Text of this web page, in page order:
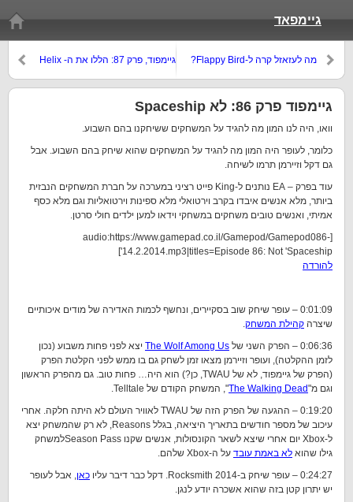
גיימפאד
גיימפוד, פרק 87: הללו את ה- Helix
מה לעזאזל קרה ל-Flappy Bird?
גיימפוד פרק 86: לא Spaceship
וואו, היה לנו המון מה להגיד על המשחקים ששיחקנו בהם השבוע.
כלומר, לעופר היה המון מה להגיד על המשחקים שהוא שיחק בהם השבוע. אבל
גם דקל וזיירמן תרמו לשיחה.
עוד בפרק – EA נותנים ל-King פייט רציני במערכה על חברת המשחקים הנבזית
ביותר, מלא אנשים איבדו בקרב וירטואלי מלא ספינות וירטואליות וגם מלא כסף
אמיתי, ואנשים טובים משחקים במשחקי וידאו למען ילדים חולי סרטן.
[audio:https://www.gamepad.co.il/Gamepod/Gamepod086-
14.2.2014.mp3|titles=Episode 86: Not 'Spaceship']
להורדה
0:01:09 – עופר שיחק שוב בסקיירים, ונחשף לכמות האדירה של מודים איכותיים
שיצרה קהילת המשחק.
0:06:36 – הפרק השני של
The Wolf Among Us יצא לפני פחות משבוע (נכון
לזמן ההקלטה), ועופר וזיירמן מצאו זמן לשחק גם בו ממש לפני הקלטת הפרק
(הפרק של גיימפוד, לא של TWAU, כן?) הוא היה… פחות טוב. גם מהפרק הראשון
וגם מ"The Walking Dead", המשחק הקודם של Telltale.
0:19:20 – ההגעה של הפרק הזה של TWAU לאוויר העולם לא היתה חלקה. אחרי
עיכוב של מספר חודשים בתאריך היציאה, בגלל Reasons, לא רק שהמשחק יצא
ל-Xbox יום אחרי שיצא לשאר הקונסולות, אנשים שקנו Season Passלמשחק
גילו שהוא לא באמת עובד על ה-Xbox שלהם.
0:24:27 – עופר שיחק ב-Rocksmith 2014. דקל כבר דיבר עליו
כאן, אבל לעופר
יש יתרון קטן בזה שהוא אשכרה יודע לנגן.